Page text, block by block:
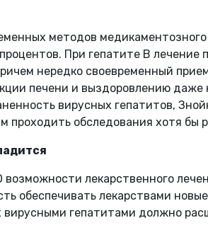
методов
При гепатите В
нередко своевременный
печени и выздоровлению
вирусных гепатитов,
проходить обследования хотя бы
лекарственного
обеспечивать лекарствами
вирусными гепатитами должно